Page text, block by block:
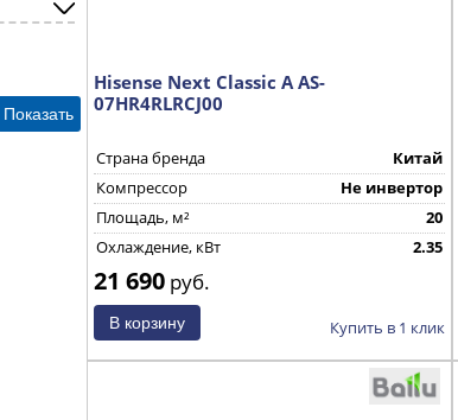
Hisense Next Classic A AS-
07HR4RLRCJ00
Страна бренда
Китай
Компрессор
Не инвертор
Площадь, м²
20
Охлаждение, кВт
2.35
21 690руб.
Купить в 1 клик